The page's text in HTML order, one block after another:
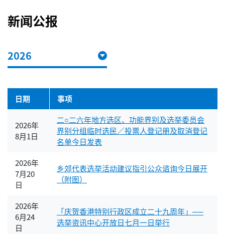
新闻公报
2026
日期 事项
2026年
8月1日
二○二六年地方选区、功能界别及选举委员会
界别分组临时选民／投票人登记册及取消登记
名单今日发表
2026年
7月20
日
乡郊代表选举活动建议指引公众谘询今日展开
（附图）
2026年
6月24
日
「庆贺香港特别行政区成立二十九周年」──
选举资讯中心开放日七月一日举行